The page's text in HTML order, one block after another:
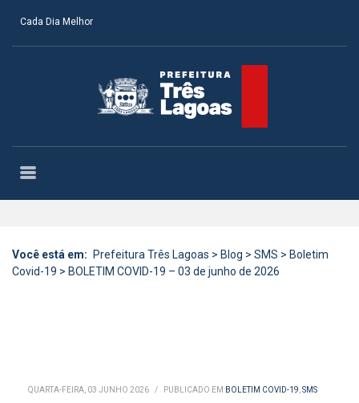
Cada Dia Melhor
Você está em: Prefeitura Três Lagoas > Blog > SMS > Boletim
Covid-19 > BOLETIM COVID-19 – 03 de junho de 2026
QUARTA-FEIRA, 03 JUNHO 2026 / PUBLICADO EM BOLETIM COVID-19,SMS